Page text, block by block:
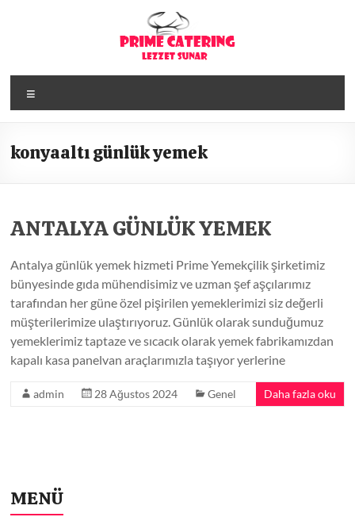
konyaaltı günlük yemek
ANTALYA GÜNLÜK YEMEK
Antalya günlük yemek hizmeti Prime Yemekçilik şirketimiz
bünyesinde gıda mühendisimiz ve uzman şef aşçılarımız
tarafından her güne özel pişirilen yemeklerimizi siz değerli
müşterilerimize ulaştırıyoruz. Günlük olarak sunduğumuz
yemeklerimiz taptaze ve sıcacık olarak yemek fabrikamızdan
kapalı kasa panelvan araçlarımızla taşıyor yerlerine
admin 28 Ağustos 2024 Genel Daha fazla oku
MENÜ